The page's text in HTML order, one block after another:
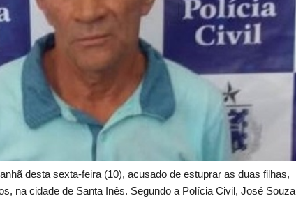
desta sexta-feira (10), acusado de estuprar as duas filhas,
na cidade de Santa Inês. Segundo a Polícia Civil, José Souza